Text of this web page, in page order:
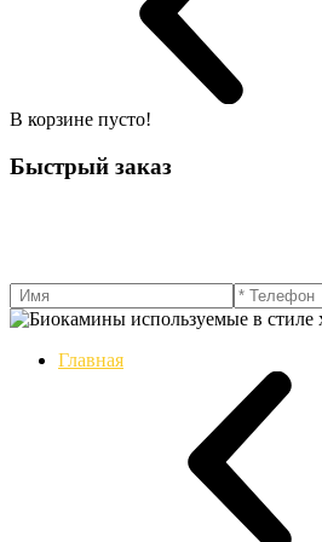
В корзине пусто!
Быстрый заказ
Главная